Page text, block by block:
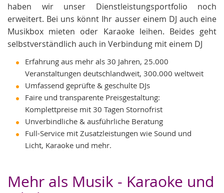
haben wir unser Dienstleistungsportfolio noch
erweitert. Bei uns könnt Ihr ausser einem DJ auch eine
Musikbox mieten oder Karaoke leihen. Beides geht
selbstverständlich auch in Verbindung mit einem DJ
Erfahrung aus mehr als 30 Jahren, 25.000
Veranstaltungen deutschlandweit, 300.000 weltweit
Umfassend geprüfte & geschulte DJs
Faire und transparente Preisgestaltung:
Komplettpreise mit 30 Tagen Stornofrist
Unverbindliche & ausführliche Beratung
Full-Service mit Zusatzleistungen wie Sound und
Licht, Karaoke und mehr.
Mehr als Musik - Karaoke und